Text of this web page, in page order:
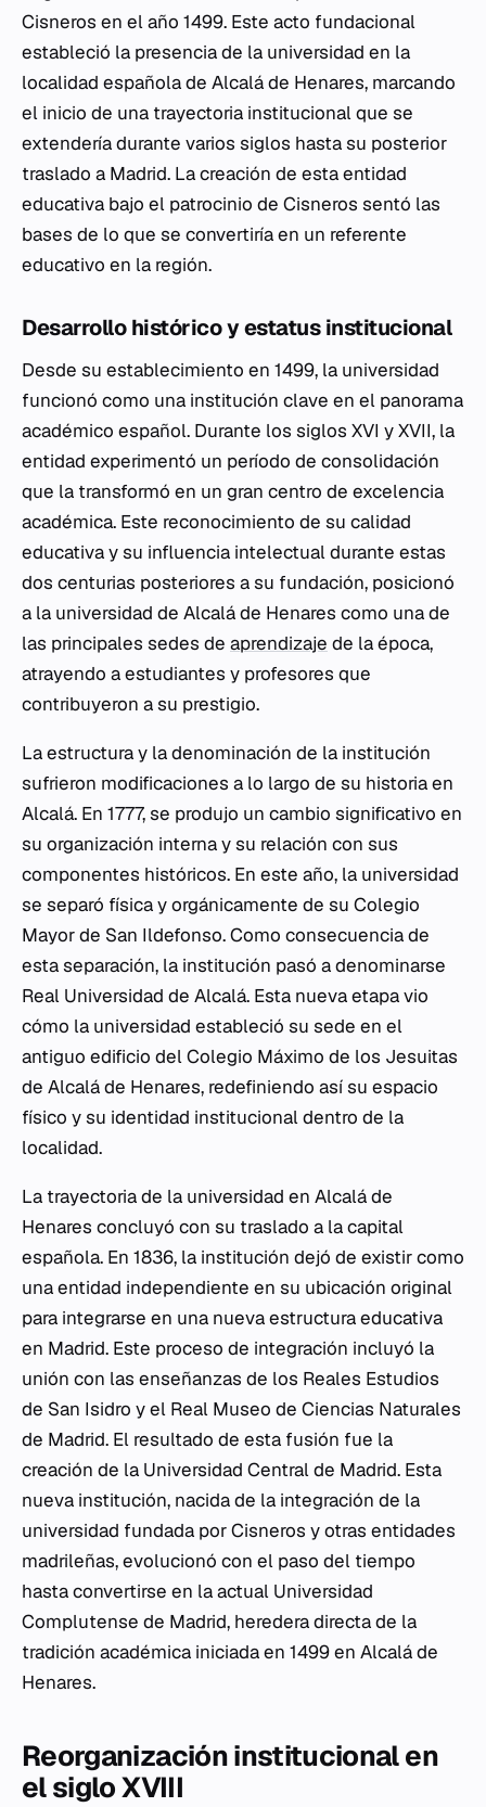
Cisneros en el año 1499. Este acto fundacional
estableció la presencia de la universidad en la
localidad española de Alcalá de Henares, marcando
el inicio de una trayectoria institucional que se
extendería durante varios siglos hasta su posterior
traslado a Madrid. La creación de esta entidad
educativa bajo el patrocinio de Cisneros sentó las
bases de lo que se convertiría en un referente
educativo en la región.
Desarrollo histórico y estatus institucional
Desde su establecimiento en 1499, la universidad
funcionó como una institución clave en el panorama
académico español. Durante los siglos XVI y XVII, la
entidad experimentó un período de consolidación
que la transformó en un gran centro de excelencia
académica. Este reconocimiento de su calidad
educativa y su influencia intelectual durante estas
dos centurias posteriores a su fundación, posicionó
a la universidad de Alcalá de Henares como una de
las principales sedes de aprendizaje de la época,
atrayendo a estudiantes y profesores que
contribuyeron a su prestigio.
La estructura y la denominación de la institución
sufrieron modificaciones a lo largo de su historia en
Alcalá. En 1777, se produjo un cambio significativo en
su organización interna y su relación con sus
componentes históricos. En este año, la universidad
se separó física y orgánicamente de su Colegio
Mayor de San Ildefonso. Como consecuencia de
esta separación, la institución pasó a denominarse
Real Universidad de Alcalá. Esta nueva etapa vio
cómo la universidad estableció su sede en el
antiguo edificio del Colegio Máximo de los Jesuitas
de Alcalá de Henares, redefiniendo así su espacio
físico y su identidad institucional dentro de la
localidad.
La trayectoria de la universidad en Alcalá de
Henares concluyó con su traslado a la capital
española. En 1836, la institución dejó de existir como
una entidad independiente en su ubicación original
para integrarse en una nueva estructura educativa
en Madrid. Este proceso de integración incluyó la
unión con las enseñanzas de los Reales Estudios
de San Isidro y el Real Museo de Ciencias Naturales
de Madrid. El resultado de esta fusión fue la
creación de la Universidad Central de Madrid. Esta
nueva institución, nacida de la integración de la
universidad fundada por Cisneros y otras entidades
madrileñas, evolucionó con el paso del tiempo
hasta convertirse en la actual Universidad
Complutense de Madrid, heredera directa de la
tradición académica iniciada en 1499 en Alcalá de
Henares.
Reorganización institucional en
el siglo XVIII